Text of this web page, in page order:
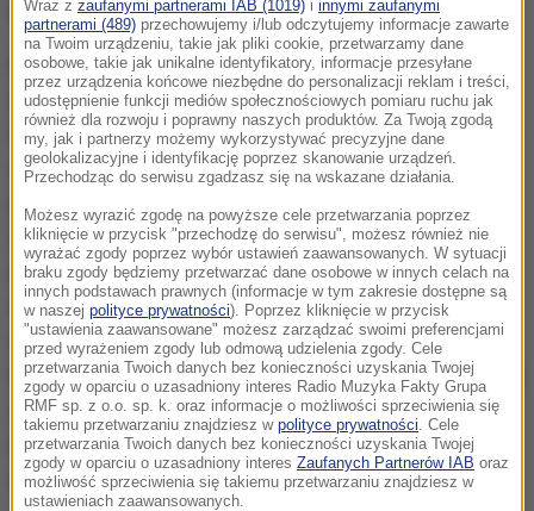
Katastrofa statku z migrantami nastąpiła 18 kwietnia
2015 roku. Najpewniej nigdy nie będzie znana
dokładna liczba ofiar. Jednostka mająca na pokładzie
około 700-800 migrantów, głównie z Afryki,
przewróciła się, gdy zbliżał się do niej portugalski
statek handlowy. Wcześniej z pokładu pełnego
migrantów statku, który płynął z Libii do Włoch,
wysłano wezwanie o pomoc. Przypuszcza się, że
właśnie na widok nadpływającego frachtowca
imigranci zgromadzili się przy jednej burcie i to mogło
spowodować przewrócenie ich statku. Większość
ludzi była zamknięta pod pokładem; ocalało tylko 28
osób.
Wraz z zaufanymi partnerami IAB (1019) i innymi zaufanymi
partnerami (489) przechowujemy i/lub odczytujemy informacje zawarte
na Twoim urządzeniu, takie jak pliki cookie, przetwarzamy dane
osobowe, takie jak unikalne identyfikatory, informacje przesyłane
przez urządzenia końcowe niezbędne do personalizacji reklam i treści,
udostępnienie funkcji mediów społecznościowych pomiaru ruchu jak
również dla rozwoju i poprawny naszych produktów. Za Twoją zgodą
my, jak i partnerzy możemy wykorzystywać precyzyjne dane
geolokalizacyjne i identyfikację poprzez skanowanie urządzeń.
Przechodząc do serwisu zgadzasz się na wskazane działania.
Możesz wyrazić zgodę na powyższe cele przetwarzania poprzez
kliknięcie w przycisk "przechodzę do serwisu", możesz również nie
wyrażać zgody poprzez wybór ustawień zaawansowanych. W sytuacji
braku zgody będziemy przetwarzać dane osobowe w innych celach na
innych podstawach prawnych (informacje w tym zakresie dostępne są
w naszej polityce prywatności). Poprzez kliknięcie w przycisk
"ustawienia zaawansowane" możesz zarządzać swoimi preferencjami
przed wyrażeniem zgody lub odmową udzielenia zgody. Cele
przetwarzania Twoich danych bez konieczności uzyskania Twojej
zgody w oparciu o uzasadniony interes Radio Muzyka Fakty Grupa
RMF sp. z o.o. sp. k. oraz informacje o możliwości sprzeciwienia się
takiemu przetwarzaniu znajdziesz w polityce prywatności. Cele
przetwarzania Twoich danych bez konieczności uzyskania Twojej
zgody w oparciu o uzasadniony interes Zaufanych Partnerów IAB oraz
możliwość sprzeciwienia się takiemu przetwarzaniu znajdziesz w
ustawieniach zaawansowanych.